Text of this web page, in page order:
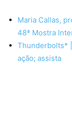
Maria Callas,
48ª Mostra
Thunderbolts*
ação; assista